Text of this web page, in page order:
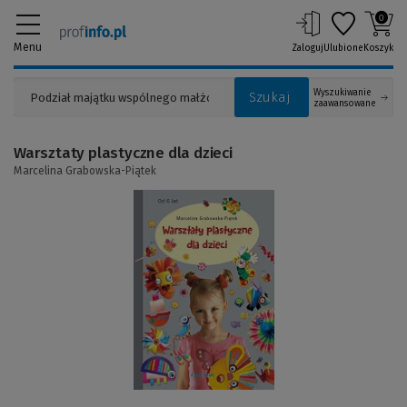
Menu
Szukaj
Wyszukiwanie
zaawansowane
ZalogujUlubione
0
Koszyk
Warsztaty plastyczne dla dzieci
Marcelina Grabowska-Piątek